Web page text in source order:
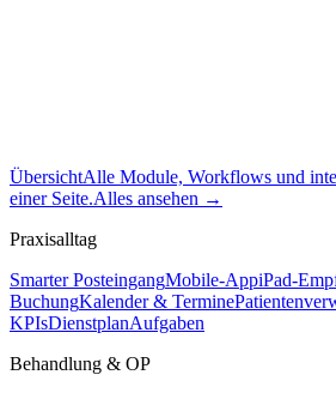
ÜbersichtAlle Module, Workflows und
einer Seite.Alles ansehen →
Praxisalltag
Smarter PosteingangMobile-AppiPad-
BuchungKalender & Termine
KPIsDienstplanAufgaben
Behandlung & OP